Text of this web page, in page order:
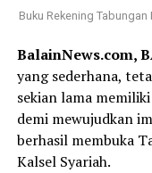
Buku Rekening Tabungan
BalainNews.com,
yang sederhana,
sekian lama
demi mewujudkan
berhasil membuka
Kalsel Syariah.